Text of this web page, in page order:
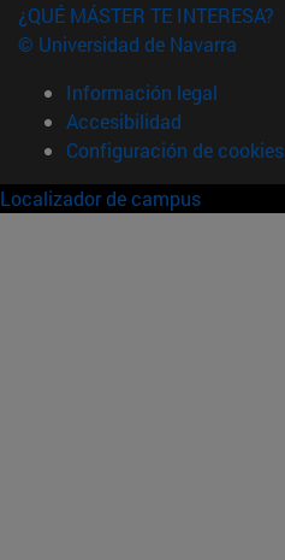
¿QUÉ MÁSTER TE INTERESA?
© Universidad de Navarra
Información legal
Accesibilidad
Configuración de cookies
Localizador de campus